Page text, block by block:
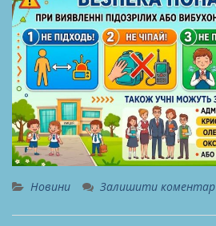
Новини Залишити коментар